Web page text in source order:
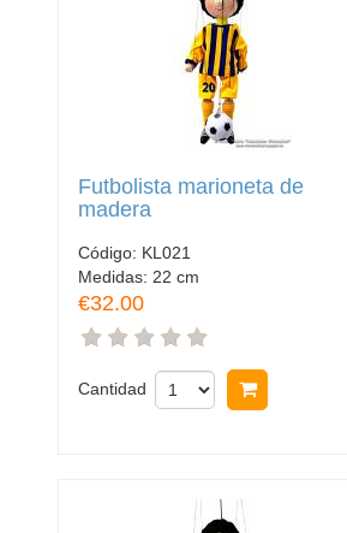
Futbolista marioneta de
madera
Código: KL021
Medidas: 22 cm
€32.00
Cantidad